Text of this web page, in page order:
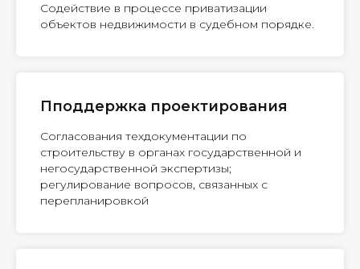
Содействие в процессе приватизации
объектов недвижимости в судебном порядке.
Пподдержка проектирования
Согласования техдокументации по
строительству в органах государственной и
негосударственной экспертизы;
регулирование вопросов, связанных с
перепланировкой